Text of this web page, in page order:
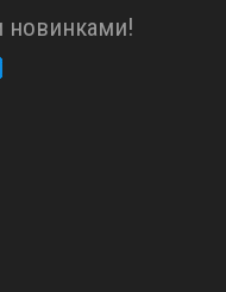
новинками!